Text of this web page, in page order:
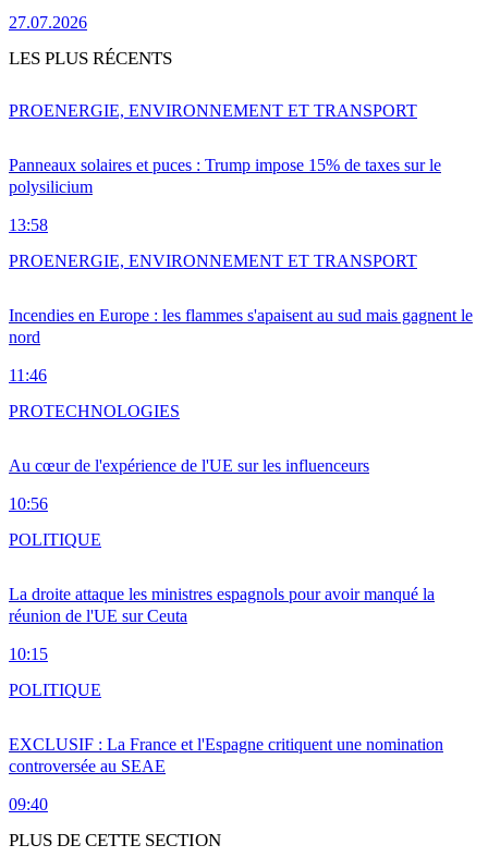
27.07.2026
LES PLUS RÉCENTS
Panneaux solaires et puces : Trump impose 15% de taxes sur le
polysilicium
13:58
PROENERGIE, ENVIRONNEMENT ET TRANSPORT
Incendies en Europe : les flammes s'apaisent au sud mais gagnent le
nord
11:46
PROENERGIE, ENVIRONNEMENT ET TRANSPORT
Au cœur de l'expérience de l'UE sur les influenceurs
10:56
PROTECHNOLOGIES
La droite attaque les ministres espagnols pour avoir manqué la
réunion de l'UE sur Ceuta
10:15
POLITIQUE
EXCLUSIF : La France et l'Espagne critiquent une nomination
controversée au SEAE
09:40
POLITIQUE
PLUS DE CETTE SECTION